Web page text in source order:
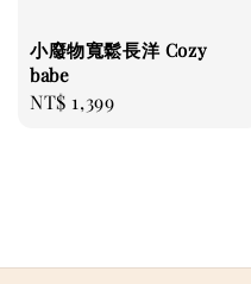
小廢物寬鬆長洋 Cozy
babe
Regular
NT$ 1,399